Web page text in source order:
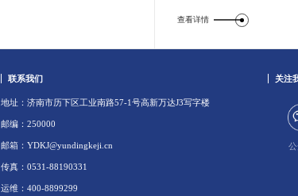
查看详情
联系我们
地址：济南市历下区工业南路57-1号高新万达J3写字楼
邮编：250000
邮箱：YDKJ@yundingkeji.cn
传真：0531-88190331
运维：400-8899299
关注